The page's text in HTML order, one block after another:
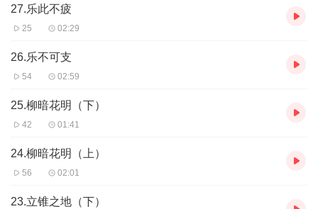
27.乐此不疲
25 02:29
26.乐不可支
54 02:59
25.柳暗花明（下）
42 01:41
24.柳暗花明（上）
56 02:01
23.立锥之地（下）